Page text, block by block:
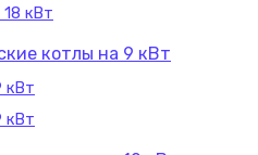
кВт
котлы на 9 кВт
кВт
кВт